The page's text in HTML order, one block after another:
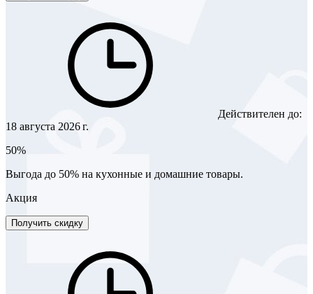
Действителен до:
18 августа 2026 г.
50%
Выгода до 50% на кухонные и домашние товары.
Акция
Получить скидку